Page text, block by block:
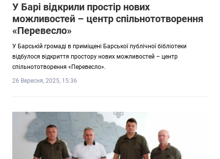
У Барі відкрили простір нових
можливостей – центр спільнототворення
«Перевесло»
У Барській громаді в приміщені Барської публічної бібліотеки
відбулося відкриття простору нових можливостей – центр
спільнототворення «Перевесло».
26 Вересня, 2025, 15:36